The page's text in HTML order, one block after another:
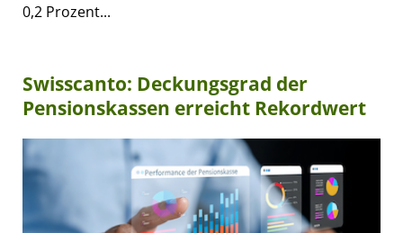
0,2 Prozent...
Swisscanto: Deckungsgrad der
Pensionskassen erreicht Rekordwert